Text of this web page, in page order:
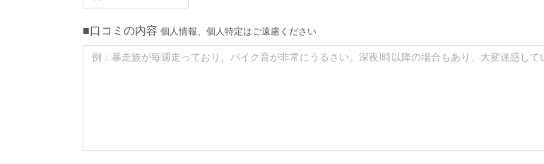
■口コミの内容 個人情報、個人特定はご遠慮ください